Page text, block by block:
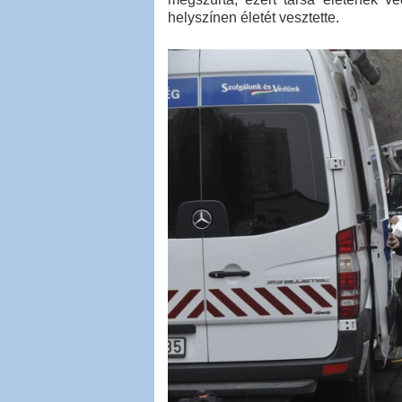
helyszínen életét vesztette.